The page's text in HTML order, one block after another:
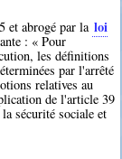
et abrogé par la loi
: « Pour
les définitions
par l'arrêté
relatives au
de l'article 39
sécurité sociale et